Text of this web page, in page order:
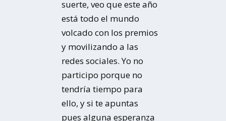
suerte, veo que este año
está todo el mundo
volcado con los premios
y movilizando a las
redes sociales. Yo no
participo porque no
tendría tiempo para
ello, y si te apuntas
pues alguna esperanza